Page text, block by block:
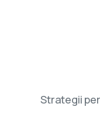
Strategii